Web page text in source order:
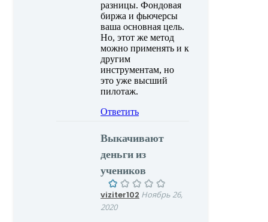
разницы. Фондовая
биржа и фьючерсы
ваша основная цель.
Но, этот же метод
можно применять и к
другим
инструментам, но
это уже высший
пилотаж.
Ответить
Выкачивают
деньги из
учеников
viziter102 Ноябрь 26,
2020